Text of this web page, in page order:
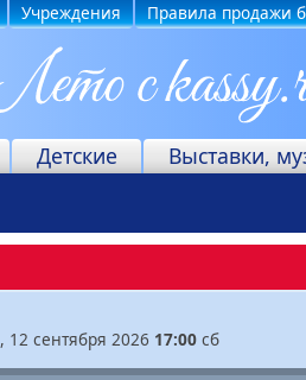
Учреждения Правила продажи
Детские Выставки,
, 12 сентября 2026 17:00 сб